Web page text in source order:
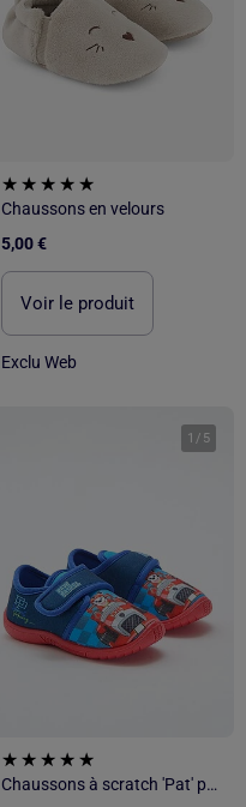
Chaussons en velours
5,00 €
Voir le produit
Exclu Web
1 / 5
Chaussons à scratch 'Pat' patrouille'